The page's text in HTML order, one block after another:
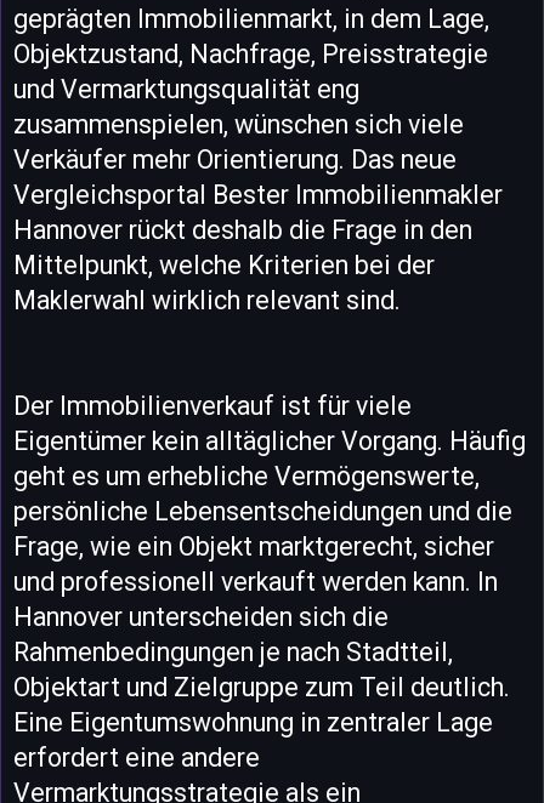
geprägten Immobilienmarkt, in dem Lage,
Objektzustand, Nachfrage, Preisstrategie
und Vermarktungsqualität eng
zusammenspielen, wünschen sich viele
Verkäufer mehr Orientierung. Das neue
Vergleichsportal Bester Immobilienmakler
Hannover rückt deshalb die Frage in den
Mittelpunkt, welche Kriterien bei der
Maklerwahl wirklich relevant sind.
Der Immobilienverkauf ist für viele
Eigentümer kein alltäglicher Vorgang. Häufig
geht es um erhebliche Vermögenswerte,
persönliche Lebensentscheidungen und die
Frage, wie ein Objekt marktgerecht, sicher
und professionell verkauft werden kann. In
Hannover unterscheiden sich die
Rahmenbedingungen je nach Stadtteil,
Objektart und Zielgruppe zum Teil deutlich.
Eine Eigentumswohnung in zentraler Lage
erfordert eine andere
Vermarktungsstrategie als ein